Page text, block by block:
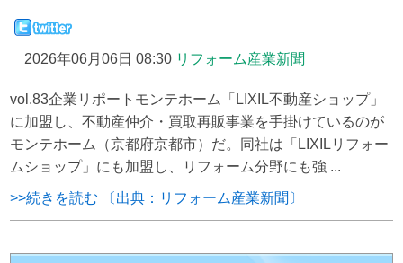
2026年06月06日 08:30 リフォーム産業新聞
vol.83企業リポートモンテホーム「LIXIL不動産ショップ」
に加盟し、不動産仲介・買取再販事業を手掛けているのが
モンテホーム（京都府京都市）だ。同社は「LIXILリフォー
ムショップ」にも加盟し、リフォーム分野にも強 ...
>>続きを読む 〔出典：リフォーム産業新聞〕